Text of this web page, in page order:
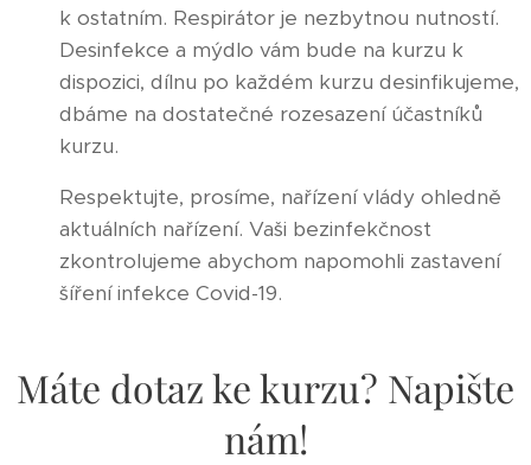
k ostatním. Respirátor je nezbytnou nutností.
Desinfekce a mýdlo vám bude na kurzu k
dispozici, dílnu po každém kurzu desinfikujeme,
dbáme na dostatečné rozesazení účastníků
kurzu.
Respektujte, prosíme, nařízení vlády ohledně
aktuálních nařízení. Vaši bezinfekčnost
zkontrolujeme abychom napomohli zastavení
šíření infekce Covid-19.
Máte dotaz ke kurzu? Napište
nám!